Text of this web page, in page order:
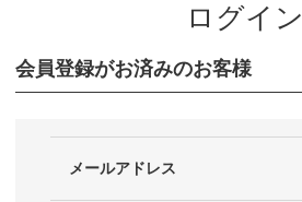
ログイン
会員登録がお済みのお客様
メールアドレス